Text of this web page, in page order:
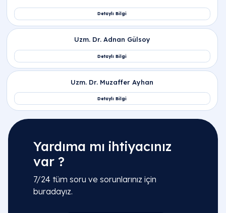
Yardıma mı ihtiyacınız
var ?
7/24 tüm soru ve sorunlarınız için
buradayız.